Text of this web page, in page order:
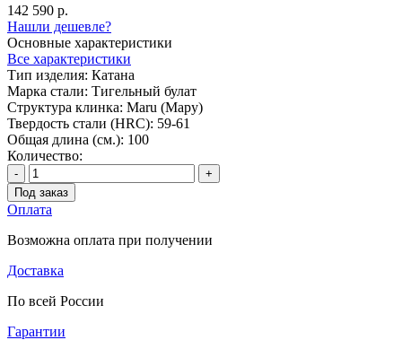
142 590 р.
Нашли дешевле?
Основные характеристики
Все характеристики
Тип изделия: Катана
Марка стали: Тигельный булат
Структура клинка: Maru (Мару)
Твердость стали (HRC): 59-61
Общая длина (см.): 100
Количество:
-
+
Под заказ
Оплата
Возможна оплата при получении
Доставка
По всей России
Гарантии